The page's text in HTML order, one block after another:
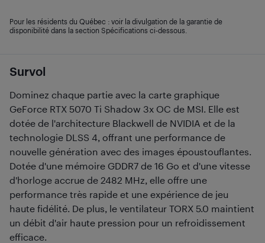
Survol
Dominez chaque partie avec la carte graphique
GeForce RTX 5070 Ti Shadow 3x OC de MSI. Elle est
dotée de l'architecture Blackwell de NVIDIA et de la
technologie DLSS 4, offrant une performance de
nouvelle génération avec des images époustouflantes.
Dotée d'une mémoire GDDR7 de 16 Go et d'une vitesse
d'horloge accrue de 2482 MHz, elle offre une
performance très rapide et une expérience de jeu
haute fidélité. De plus, le ventilateur TORX 5.0 maintient
un débit d'air haute pression pour un refroidissement
efficace.
Pour les résidents du Québec : voir la divulgation de la garantie de
disponibilité dans la section Spécifications ci-dessous.